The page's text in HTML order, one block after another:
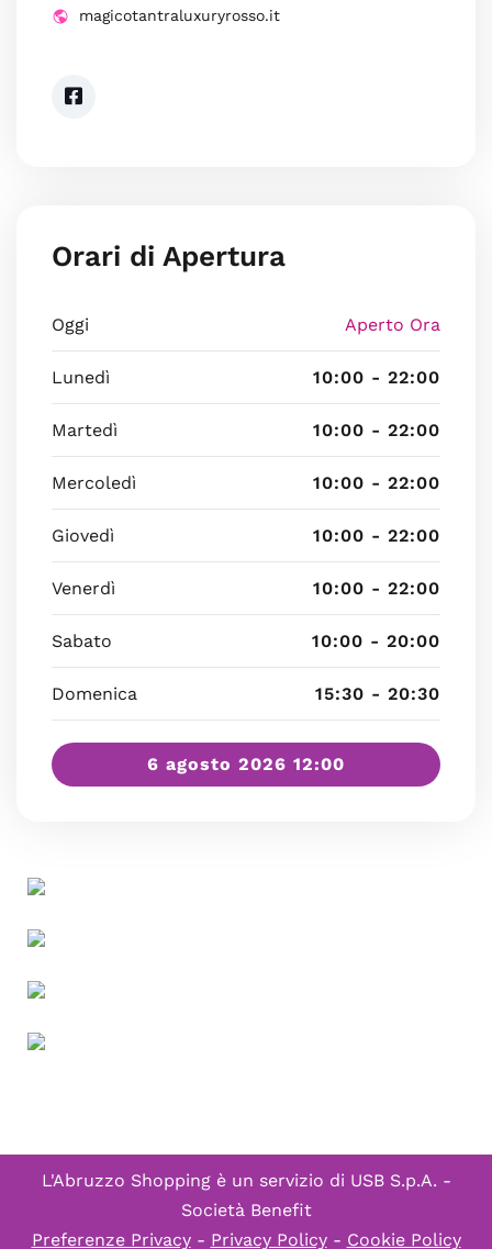
magicotantraluxuryrosso.it
Orari di Apertura
Oggi Aperto Ora
Lunedì 10:00 - 22:00
Martedì 10:00 - 22:00
Mercoledì 10:00 - 22:00
Giovedì 10:00 - 22:00
Venerdì 10:00 - 22:00
Sabato 10:00 - 20:00
Domenica 15:30 - 20:30
6 agosto 2026 12:00
L'Abruzzo Shopping è un servizio di USB S.p.A. -
Società Benefit
Preferenze Privacy- Privacy Policy- Cookie Policy